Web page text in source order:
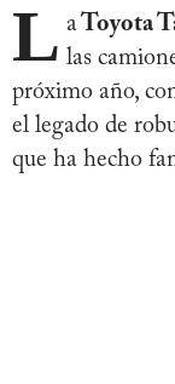
L aToyota
las
próximo año,
el legado de
que ha hecho